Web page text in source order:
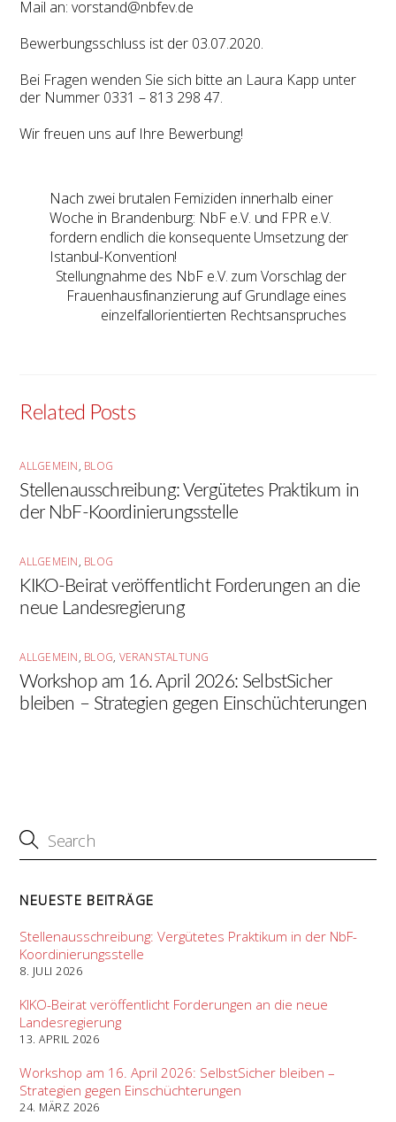
Mail an: vorstand@nbfev.de
Bewerbungsschluss ist der 03.07.2020.
Bei Fragen wenden Sie sich bitte an Laura Kapp unter
der Nummer 0331 – 813 298 47.
Wir freuen uns auf Ihre Bewerbung!
Nach zwei brutalen Femiziden innerhalb einer
Woche in Brandenburg: NbF e.V. und FPR e.V.
fordern endlich die konsequente Umsetzung der
Istanbul-Konvention!
Stellungnahme des NbF e.V. zum Vorschlag der
Frauenhausfinanzierung auf Grundlage eines
einzelfallorientierten Rechtsanspruches
Related Posts
ALLGEMEIN, BLOG
Stellenausschreibung: Vergütetes Praktikum in
der NbF-Koordinierungsstelle
ALLGEMEIN, BLOG
KIKO-Beirat veröffentlicht Forderungen an die
neue Landesregierung
ALLGEMEIN, BLOG, VERANSTALTUNG
Workshop am 16. April 2026: SelbstSicher
bleiben – Strategien gegen Einschüchterungen
NEUESTE BEITRÄGE
Stellenausschreibung: Vergütetes Praktikum in der NbF-
Koordinierungsstelle
8. JULI 2026
KIKO-Beirat veröffentlicht Forderungen an die neue
Landesregierung
13. APRIL 2026
Workshop am 16. April 2026: SelbstSicher bleiben –
Strategien gegen Einschüchterungen
24. MÄRZ 2026